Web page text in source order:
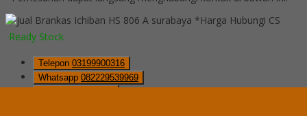
*Harga Hubungi CS
Ready Stock
Telepon 03199900316
Whatsapp 082229539969